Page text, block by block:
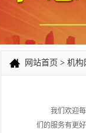
网站首页 > 机构
我们欢迎每
们的服务有更